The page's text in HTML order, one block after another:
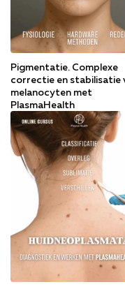
Pigmentatie. Complexe
correctie en stabilisatie
melanocyten met
PlasmaHealth